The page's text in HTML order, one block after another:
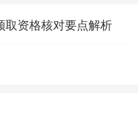
取资格核对要点解析